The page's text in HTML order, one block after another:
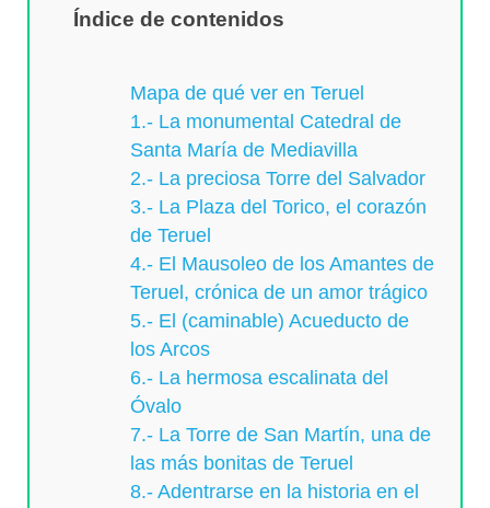
Índice de contenidos
Mapa de qué ver en Teruel
1.- La monumental Catedral de
Santa María de Mediavilla
2.- La preciosa Torre del Salvador
3.- La Plaza del Torico, el corazón
de Teruel
4.- El Mausoleo de los Amantes de
Teruel, crónica de un amor trágico
5.- El (caminable) Acueducto de
los Arcos
6.- La hermosa escalinata del
Óvalo
7.- La Torre de San Martín, una de
las más bonitas de Teruel
8.- Adentrarse en la historia en el